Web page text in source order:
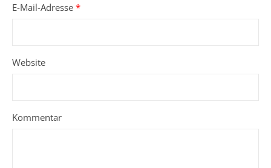
E-Mail-Adresse *
Website
Kommentar